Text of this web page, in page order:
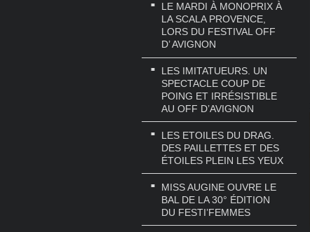
LE MARDI À MONOPRIX À
LA SCALA PROVENCE,
LORS DU FESTIVAL OFF
D’ AVIGNON
LES IMITATUEURS. UN
SPECTACLE COUP DE
POING ET IRRÉSISTIBLE
AU OFF D’AVIGNON
LES ETOILES DU DRAG.
DES PAILLETTES ET DES
ÉTOILES PLEIN LES YEUX
MISS AUGINE OUVRE LE
BAL DE LA 30° ÉDITION
DU FESTI’FEMMES